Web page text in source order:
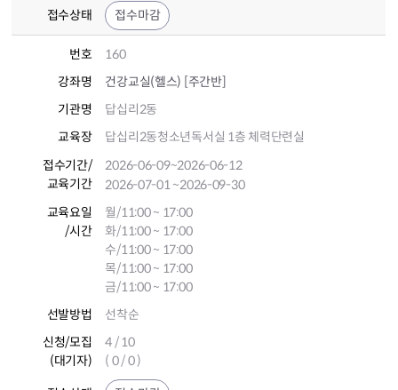
접수상태 접수마감
번호
160
강좌명
건강교실(헬스) [주간반]
기관명
답십리2동
교육장
답십리2동청소년독서실 1층 체력단련실
접수기간/
교육기간
2026-06-09~2026-06-12
2026-07-01~2026-09-30
교육요일
/시간
월/11:00 ~ 17:00
화/11:00 ~ 17:00
수/11:00 ~ 17:00
목/11:00 ~ 17:00
금/11:00 ~ 17:00
선발방법
선착순
신청/모집
(대기자)
4 / 10
( 0 / 0 )